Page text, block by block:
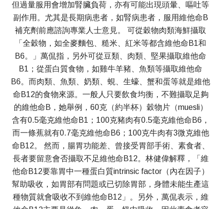
但過量服用會增加腎臟負荷，亦有可能出現頭暈、嘔吐等
副作用。尤其是長期病患者，如腎病患者，服用維他命B
補充劑前應諮詢專業人士意見。 可從穀物肉類海鮮攝取
「全穀物，如全麥麵包、糙米、紅米等都含維他命B1和
B6。」萬侃指，另外可從豆類、肉類、堅果攝取維他命
B1；從蛋白質食物，如雞牛羊豬、魚類等攝取維他命
B6。而肉類、魚類、奶類、蜆、生蠔、蟹和蛋等就是維他
命B12的食物來源。一般人只要飲食均衡，不難攝取足夠
的維他命B，她舉例，60克（約半杯）穀物片（muesli）
含有0.5毫克維他命B1；100克豬肉有0.5毫克維他命B6，
而一條蕉就有0.7毫克維他命B6；100克牛肉有3微克維他
命B12。 然而，腸胃功能差、曾接受胃部手術、素食者、
長者要留意會否攝取不足維他命B12。林健偉解釋，「維
他命B12要靠胃中一種蛋白質intrinsic factor（內在因子）
幫助吸收，如胃部有問題或已切除胃部，身體未能生產這
種物質就會吸收不到維他命B12」。另外，萬侃表示，維